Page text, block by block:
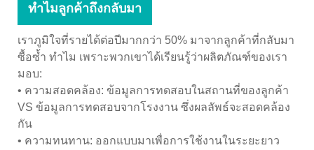
ทำไมลูกค้าถึงกลับมา
เราภูมิใจที่รายได้ต่อปีมากกว่า 50% มาจากลูกค้าที่กลับมา
ซื้อซ้ำ ทำไม เพราะพวกเขาได้เรียนรู้ว่าผลิตภัณฑ์ของเรา
มอบ:
• ความสอดคล้อง: ข้อมูลการทดสอบในสถานที่ของลูกค้า
VS ข้อมูลการทดสอบจากโรงงาน ซึ่งผลลัพธ์จะสอดคล้อง
กัน
• ความทนทาน: ออกแบบมาเพื่อการใช้งานในระยะยาว